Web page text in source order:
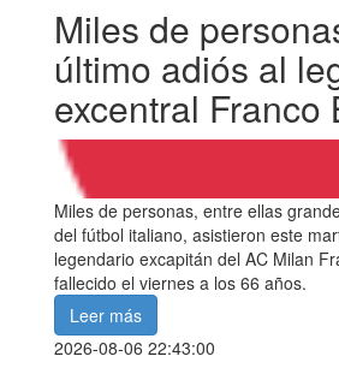
Miles de
último adiós al
excentral Franco
Miles de personas, entre ellas
del fútbol italiano, asistieron este
legendario excapitán del AC Milan
fallecido el viernes a los 66 años.
Leer más
2026-08-06 22:43:00